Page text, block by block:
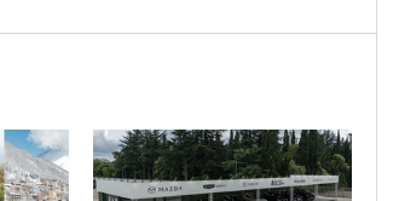
გადახედვა